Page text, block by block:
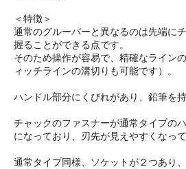
＜特徴＞
通常のグルーバーと異なるのは先端に
握ることができる点です。
そのため操作が容易で、精確なライン
ィッチラインの溝切りも可能です）。
ハンドル部分にくびれがあり、鉛筆を
チャックのファスナーが通常タイプの
になっており、刃先が見えやすくなって
通常タイプ同様、ソケットが２つあり